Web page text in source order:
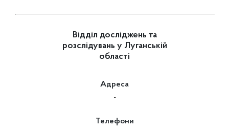
Відділ досліджень та
розслідувань у Луганській
області
Адреса
-
Телефони